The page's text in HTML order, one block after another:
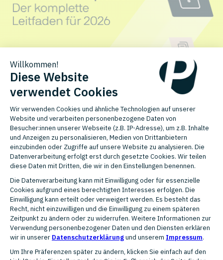
E-Commerce,Multichannel ,Marktplätze
komplette Leitfaden für 2026
Nora Nenninger
30.06.2026 13:53
Ihre Kundschaft kauft längst nicht mehr nur an einem Ort. Sie sucht
auf Amazon, vergleicht bei Ideal...
WEITERLESEN